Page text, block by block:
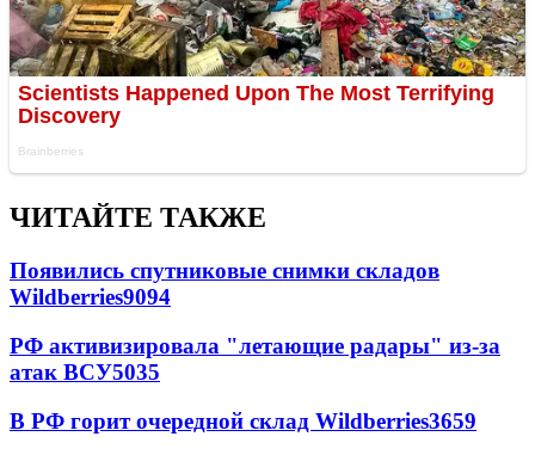
ЧИТАЙТЕ ТАКЖЕ
Появились спутниковые снимки складов
Wildberries9094
РФ активизировала "летающие радары" из-за
атак ВСУ5035
В РФ горит очередной склад Wildberries3659